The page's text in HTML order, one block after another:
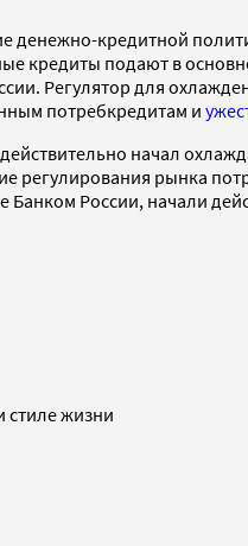
кредитной
кредиты подают в
Регулятор для
потребкредитам и
начал
регулирования рынка
России, начали
стиле жизни